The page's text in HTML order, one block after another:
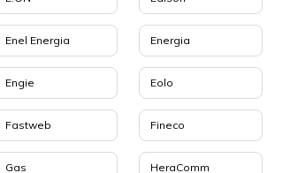
Enel Energia Energia
Engie Eolo
Fastweb Fineco
Gas HeraComm